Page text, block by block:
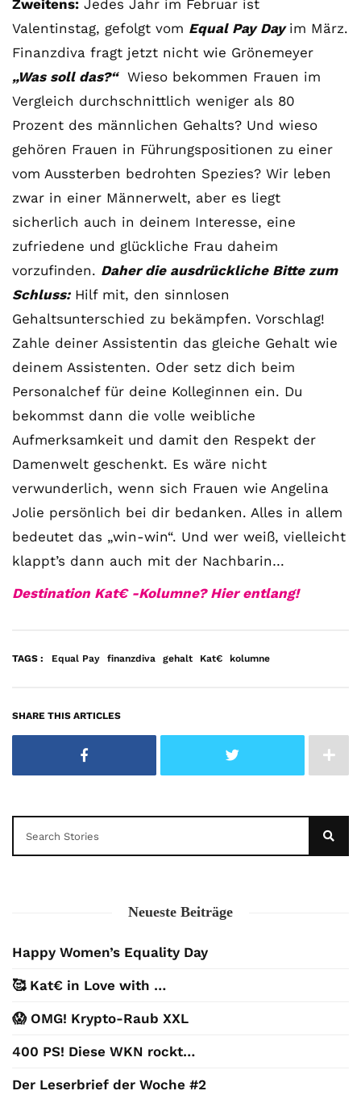
Zweitens: Jedes Jahr im Februar ist
Valentinstag, gefolgt vom Equal Pay Day im März.
Finanzdiva fragt jetzt nicht wie Grönemeyer
„Was soll das?“Wieso bekommen Frauen im
Vergleich durchschnittlich weniger als 80
Prozent des männlichen Gehalts? Und wieso
gehören Frauen in Führungspositionen zu einer
vom Aussterben bedrohten Spezies? Wir leben
zwar in einer Männerwelt, aber es liegt
sicherlich auch in deinem Interesse, eine
zufriedene und glückliche Frau daheim
vorzufinden. Daher die ausdrückliche Bitte zum
Schluss: Hilf mit, den sinnlosen
Gehaltsunterschied zu bekämpfen. Vorschlag!
Zahle deiner Assistentin das gleiche Gehalt wie
deinem Assistenten. Oder setz dich beim
Personalchef für deine Kolleginnen ein. Du
bekommst dann die volle weibliche
Aufmerksamkeit und damit den Respekt der
Damenwelt geschenkt. Es wäre nicht
verwunderlich, wenn sich Frauen wie Angelina
Jolie persönlich bei dir bedanken. Alles in allem
bedeutet das „win-win“. Und wer weiß, vielleicht
klappt’s dann auch mit der Nachbarin…
Destination Kat€ -Kolumne? Hier entlang!
TAGS : Equal Pay finanzdiva gehalt Kat€ kolumne
SHARE THIS ARTICLES
Neueste Beiträge
Happy Women’s Equality Day
🥰 Kat€ in Love with …
😱 OMG! Krypto-Raub XXL
400 PS! Diese WKN rockt…
Der Leserbrief der Woche #2